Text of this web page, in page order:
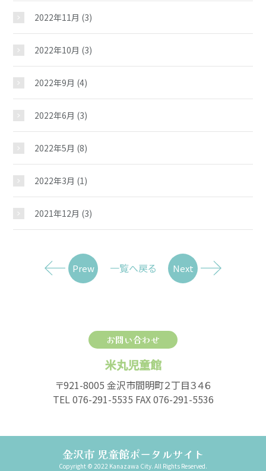
2022年11月 (3)
2022年10月 (3)
2022年9月 (4)
2022年6月 (3)
2022年5月 (8)
2022年3月 (1)
2021年12月 (3)
Prew 一覧へ戻る Next
お問い合わせ
米丸児童館
〒921-8005 金沢市間明町２丁目３４６
TEL 076-291-5535 FAX 076-291-5536
金沢市 児童館ポータルサイト
Copyright © 2022 Kanazawa City. All Rights Reserved.